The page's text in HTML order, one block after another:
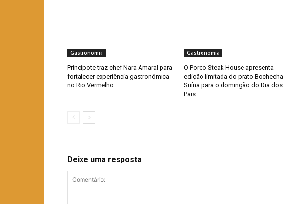
Gastronomia
Principote traz chef Nara Amaral para
fortalecer experiência gastronômica
no Rio Vermelho
Gastronomia
O Porco Steak House apresenta
edição limitada do prato Bochecha
Suína para o domingão do Dia dos
Pais
Deixe uma resposta